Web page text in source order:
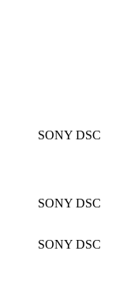
SONY DSC
SONY DSC
SONY DSC